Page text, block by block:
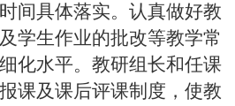
间具体落实。认真做好教
学生作业的批改等教学常
化水平。教研组长和任课
课及课后评课制度，使教